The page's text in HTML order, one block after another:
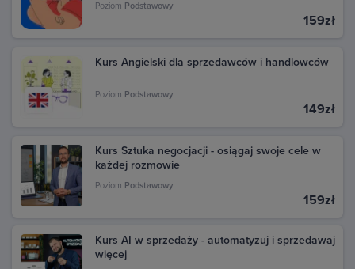
Poziom Podstawowy
159zł
Kurs Angielski dla sprzedawców i handlowców
Poziom Podstawowy
149zł
Kurs Sztuka negocjacji - osiągaj swoje cele w
każdej rozmowie
Poziom Podstawowy
159zł
Kurs AI w sprzedaży - automatyzuj i sprzedawaj
więcej